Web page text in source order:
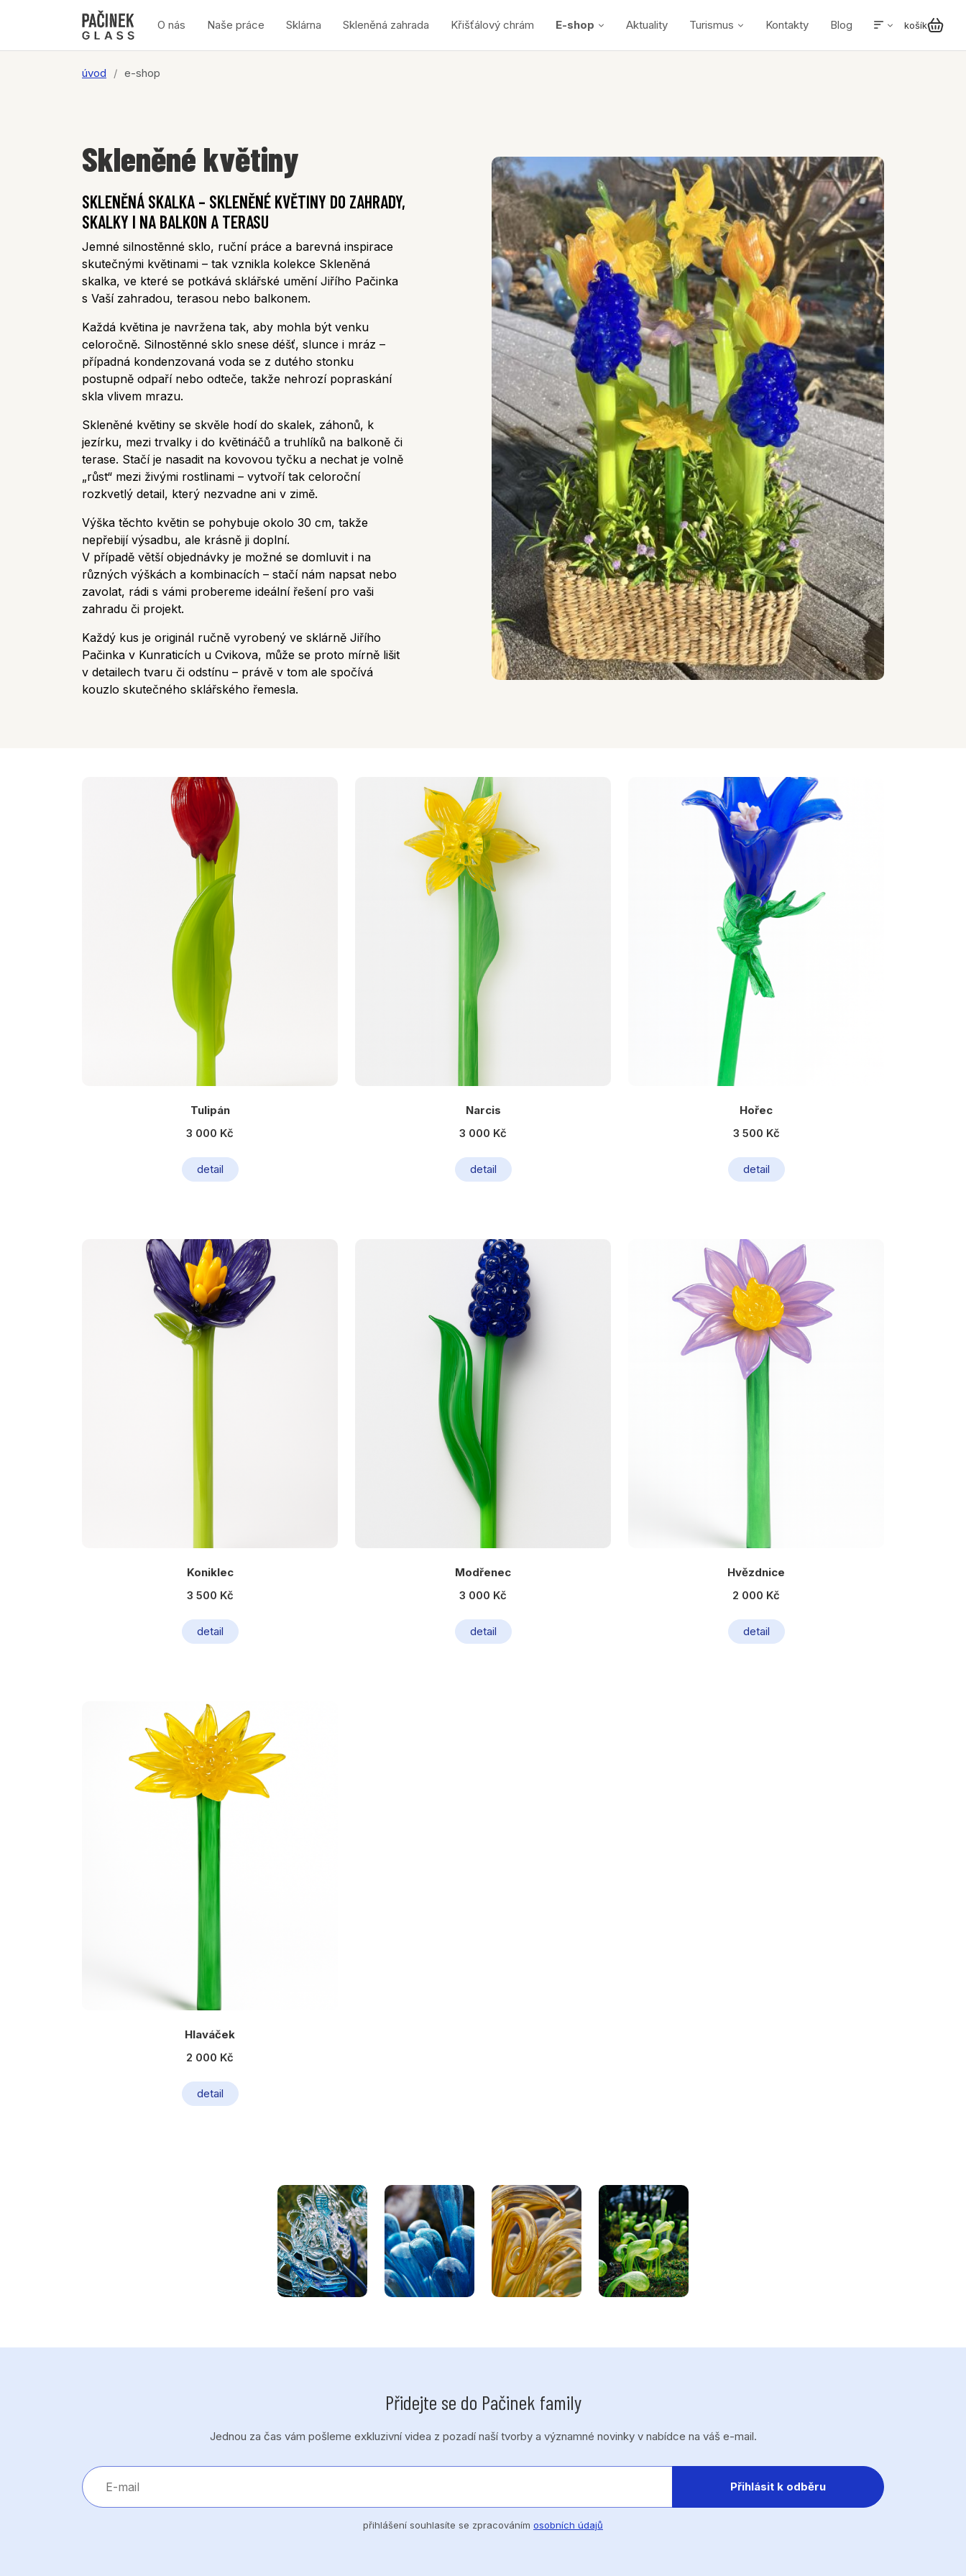
O nás Naše práce Sklárna Skleněná zahrada Křišťálový chrám E-shop Aktuality Turismus Kontakty Blog košík
úvod e-shop
Skleněné květiny
SKLENĚNÁ SKALKA – SKLENĚNÉ KVĚTINY DO ZAHRADY,
SKALKY I NA BALKON A TERASU
Jemné silnostěnné sklo, ruční práce a barevná inspirace
skutečnými květinami – tak vznikla kolekce Skleněná
skalka, ve které se potkává sklářské umění Jiřího Pačinka
s Vaší zahradou, terasou nebo balkonem.
Každá květina je navržena tak, aby mohla být venku
celoročně. Silnostěnné sklo snese déšť, slunce i mráz –
případná kondenzovaná voda se z dutého stonku
postupně odpaří nebo odteče, takže nehrozí popraskání
skla vlivem mrazu.
Skleněné květiny se skvěle hodí do skalek, záhonů, k
jezírku, mezi trvalky i do květináčů a truhlíků na balkoně či
terase. Stačí je nasadit na kovovou tyčku a nechat je volně
„růst“ mezi živými rostlinami – vytvoří tak celoroční
rozkvetlý detail, který nezvadne ani v zimě.
Výška těchto květin se pohybuje okolo 30 cm, takže
nepřebijí výsadbu, ale krásně ji doplní.
V případě větší objednávky je možné se domluvit i na
různých výškách a kombinacích – stačí nám napsat nebo
zavolat, rádi s vámi probereme ideální řešení pro vaši
zahradu či projekt.
Každý kus je originál ručně vyrobený ve sklárně Jiřího
Pačinka v Kunraticích u Cvikova, může se proto mírně lišit
v detailech tvaru či odstínu – právě v tom ale spočívá
kouzlo skutečného sklářského řemesla.
Tulipán
3 000 Kč
detail
Narcis
3 000 Kč
detail
Hořec
3 500 Kč
detail
Koniklec
3 500 Kč
detail
Modřenec
3 000 Kč
detail
Hvězdnice
2 000 Kč
detail
Hlaváček
2 000 Kč
detail
Přidejte se do Pačinek family
Jednou za čas vám pošleme exkluzivní videa z pozadí naší tvorby a významné novinky v nabídce na váš e-mail.
Přihlásit k odběru
přihlášení souhlasíte se zpracováním osobních údajů